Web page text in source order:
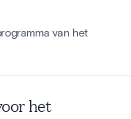
van het
het